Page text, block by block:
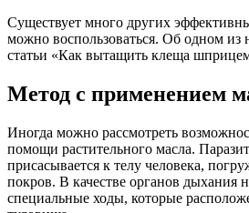
Существует много других
можно воспользоваться. Об одном из
статьи «Как вытащить клеща
Метод с применением
Иногда можно рассмотреть
помощи растительного масла.
присасывается к телу человека,
покров. В качестве органов дыхания
специальные ходы, которые